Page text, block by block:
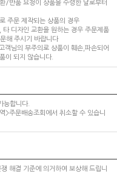
/반품 요청이 상품을 수령한 날로부터
주문 제작되는 상품의 경우
타 디자인 교환을 원하는 경우 주문제품
해 주시기 바랍니다
객님의 부주의로 상품이 훼손,파손되어
이 되지 않습니다.
능합니다.
>주문배송조회에서 취소할 수 있습니
해결 기준에 의거하여 보상해 드립니